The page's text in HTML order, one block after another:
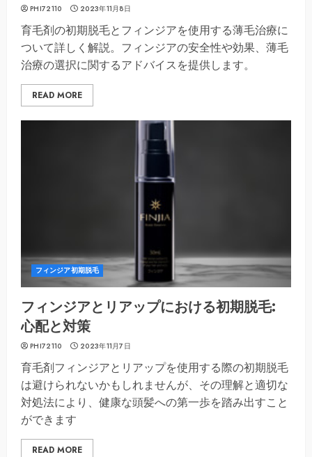
PHI72110 2023年11月8日
育毛剤の初期脱毛とフィンジアを使用する薄毛治療に
ついて詳しく解説。フィンジアの安全性や効果、薄毛
治療の選択に関するアドバイスを提供します。
READ MORE
フィンジア初期脱毛
フィンジアとリアップにおける初期脱毛:
心配と対策
PHI72110 2023年11月7日
育毛剤フィンジアとリアップを使用する際の初期脱毛
は避けられないかもしれませんが、その理解と適切な
対処法により、健康な頭髪への第一歩を踏み出すこと
ができます
READ MORE